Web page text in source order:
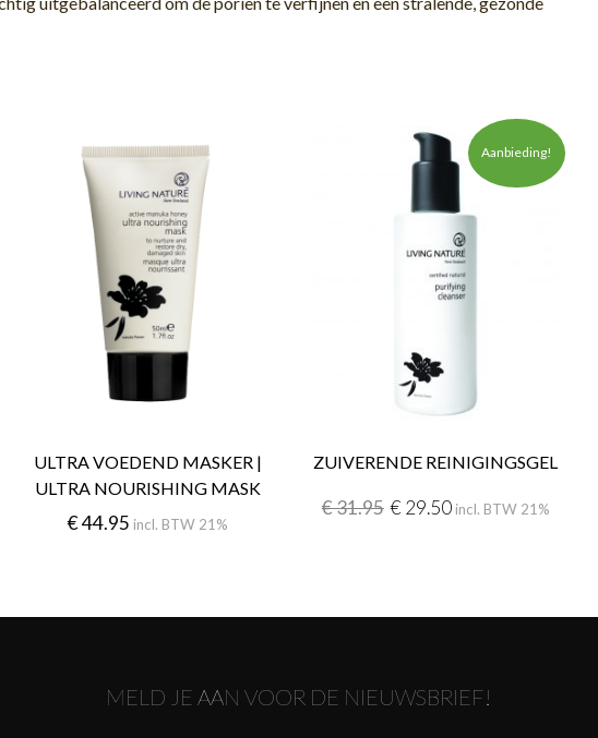
ULTRA VOEDEND MASKER |
ULTRA NOURISHING MASK
€44.95 incl. BTW 21%
Aanbieding!
ZUIVERENDE REINIGINGSGEL
€31.95 € 29.50 incl. BTW 21%
MELD JE AAN VOOR DE NIEUWSBRIEF!